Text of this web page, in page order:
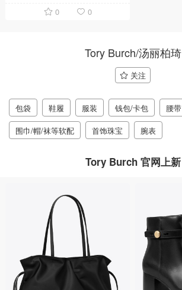
0 0
Tory Burch/汤丽柏琦
关注
包袋 鞋履 服装 钱包/卡包
腰带
围巾/帽/袜等软配
首饰珠宝 腕表
Tory Burch 官网上新